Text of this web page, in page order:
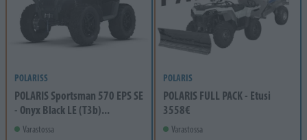
POLARISS
POLARIS Sportsman 570 EPS SE
- Onyx Black LE (T3b)...
Varastossa
POLARIS
POLARIS FULL PACK - Etusi
3558€
Varastossa